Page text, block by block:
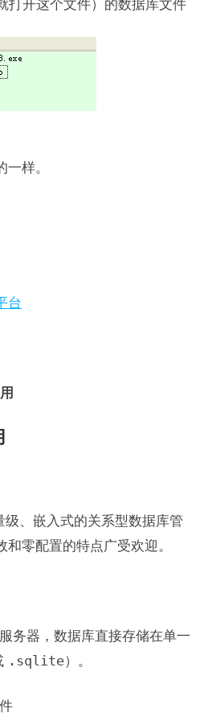
打开这个文件）的数据库文件
样。
台
、嵌入式的关系型数据库管
零配置的特点广受欢迎。
务器，数据库直接存储在单一
.sqlite）。